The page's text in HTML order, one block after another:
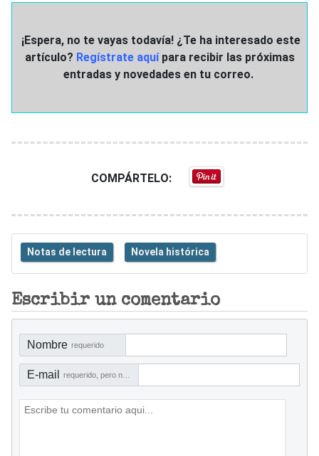
¡Espera, no te vayas todavía! ¿Te ha interesado este
artículo? Regístrate aquí para recibir las próximas
entradas y novedades en tu correo.
COMPÁRTELO:
Notas de lectura Novela histórica
Escribir un comentario
Nombre requerido
E-mail